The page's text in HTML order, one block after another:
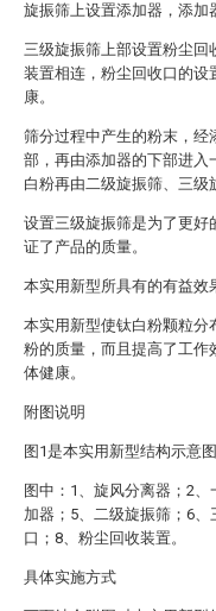
旋振筛上设置添加器，添加
三级旋振筛上部设置粉尘回
装置相连，粉尘回收口的设
康。
筛分过程中产生的粉末，经
部，再由添加器的下部进入
白粉再由二级旋振筛、三级
设置三级旋振筛是为了更好
证了产品的质量。
本实用新型所具有的有益效
本实用新型使钛白粉颗粒分
粉的质量，而且提高了工作
体健康。
附图说明
图1是本实用新型结构示意图
图中：1、旋风分离器；2
加器；5、二级旋振筛；6
口；8、粉尘回收装置。
具体实施方式